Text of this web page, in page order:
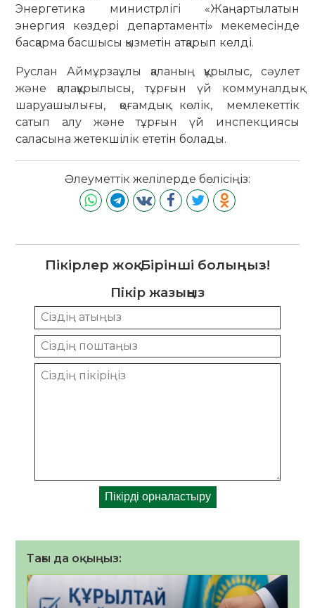
Энергетика министрлігі «Жаңартылатын
энергия көздері департаменті» мекемесінде
басқарма басшысы қызметін атқарып келді.
Руслан Аймұрзаұлы қаланың құрылыс, сәулет
және қалақұрылысы, тұрғын үй коммуналдық
шаруашылығы, қоғамдық көлік, мемлекеттік
сатып алу және тұрғын үй инспекциясы
саласына жетекшілік ететін болады.
Әлеуметтік желілерде бөлісіңіз:
Пікірлер жоқ. Бірінші болыңыз!
Пікір жазыңыз
Тағы да оқыңыз: